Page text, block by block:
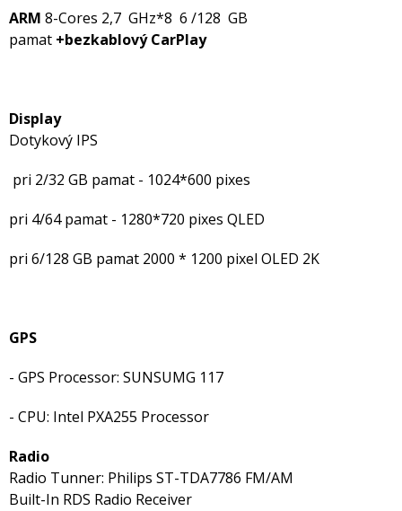
ARM 8-Cores 2,7 GHz*8 6 /128 GB
pamat +bezkablovýCarPlay
Display
Dotykový IPS
pri 2/32 GB pamat - 1024*600 pixes
pri 4/64 pamat - 1280*720 pixes QLED
pri 6/128 GB pamat 2000 * 1200 pixel OLED 2K
GPS
- GPS Processor: SUNSUMG 117
- CPU: Intel PXA255 Processor
Radio
Radio Tunner: Philips ST-TDA7786 FM/AM
Built-In RDS Radio Receiver